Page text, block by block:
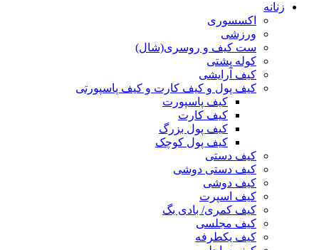
زنانه
اکسسوری
ورزشی
ست کیف و روسری(شال)
کوله پشتی
کیف آرایشی
کیف پول و کیف کارت و کیف پاسپورتی
کیف پاسپورت
کیف کارت
کیف پول بزرگ
کیف پول کوچک
کیف دستی
کیف دستی دوشی
کیف دوشی
کیف اسپرت
کیف کمری/ بادی بگ
کیف مجلسی
کیف یکطرفه